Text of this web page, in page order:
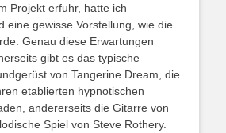
Projekt erfuhr, hatte ich
eine gewisse Vorstellung, wie die
Genau diese Erwartungen
gibt es das typische
von Tangerine Dream, die
etablierten hypnotischen
andererseits die Gitarre von
Spiel von Steve Rothery.